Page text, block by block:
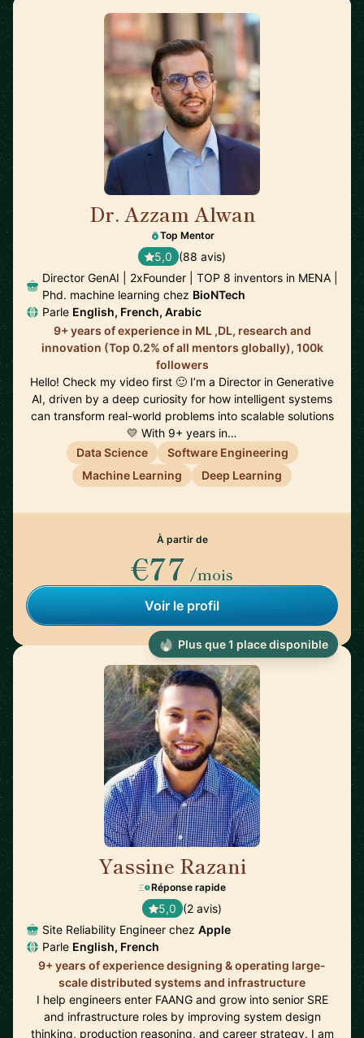
Dr. Azzam Alwan
Top Mentor
5,0 (88 avis)
Director GenAI | 2xFounder | TOP 8 inventors in MENA |
Phd. machine learning chez BioNTech
Parle English, French, Arabic
9+ years of experience in ML ,DL, research and
innovation (Top 0.2% of all mentors globally), 100k
followers
Hello! Check my video first 🙂 I’m a Director in Generative
AI, driven by a deep curiosity for how intelligent systems
can transform real-world problems into scalable solutions
💛 With 9+ years in…
Data Science
Software Engineering
Machine Learning
Deep Learning
À partir de
€77 /mois
Voir le profil
Yassine Razani
Réponse rapide
5,0 (2 avis)
Site Reliability Engineer chez Apple
Parle English, French
9+ years of experience designing & operating large-
scale distributed systems and infrastructure
I help engineers enter FAANG and grow into senior SRE
and infrastructure roles by improving system design
thinking, production reasoning, and career strategy. I am
Plus que 1 place disponible